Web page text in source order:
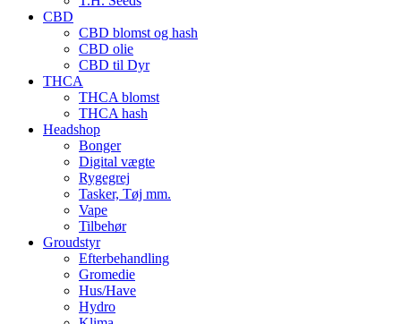
CBD
CBD blomst og hash
CBD olie
CBD til Dyr
THCA
THCA blomst
THCA hash
Headshop
Bonger
Digital vægte
Rygegrej
Tasker, Tøj mm.
Vape
Tilbehør
Groudstyr
Efterbehandling
Gromedie
Hus/Have
Hydro